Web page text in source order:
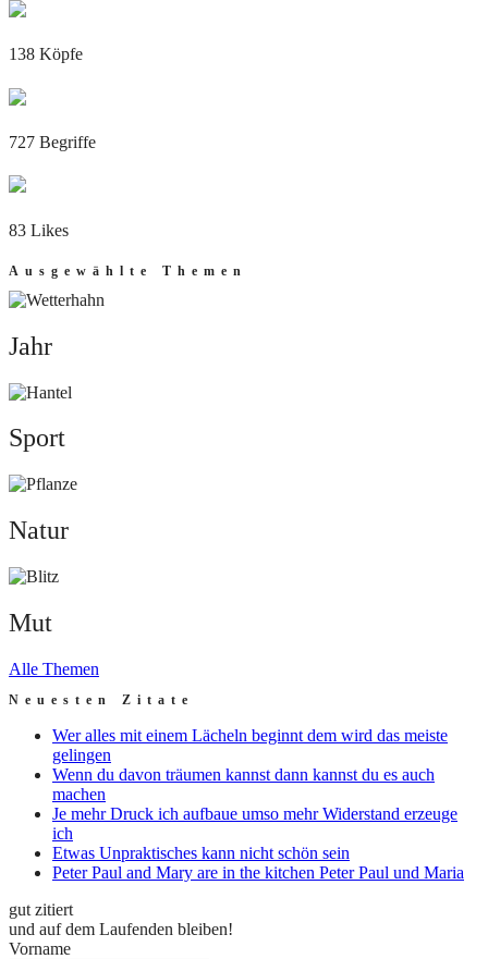
138 Köpfe
727 Begriffe
83 Likes
Ausgewählte Themen
Jahr
Jahr
Sport
Sport
Natur
Natur
Mut
Mut
Alle Themen
Neuesten Zitate
Wer alles mit einem Lächeln beginnt dem wird das meiste
gelingen
Wenn du davon träumen kannst dann kannst du es auch
machen
Je mehr Druck ich aufbaue umso mehr Widerstand erzeuge
ich
Etwas Unpraktisches kann nicht schön sein
Peter Paul and Mary are in the kitchen Peter Paul und Maria
gut zitiert
und auf dem Laufenden bleiben!
Vorname